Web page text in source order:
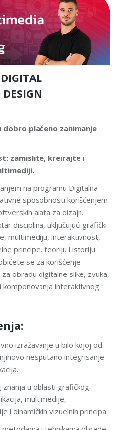
plaćeno zanimanje
zamislite, kreirajte i
na programu Digitalna
sposobnosti korišćenjem
alata za dizajn.
disciplina, uključujući grafički
multimediju, interaktivnost,
principe, teoriju i istoriju
se za korišćenje
obradu digitalne slike, zvuka,
komponovanja interaktivnog
izražavanje u bilo kojoj od
nesputano integrisanje
u oblasti grafičkog
multimedije,
i dinamičkih vizuelnih principa.